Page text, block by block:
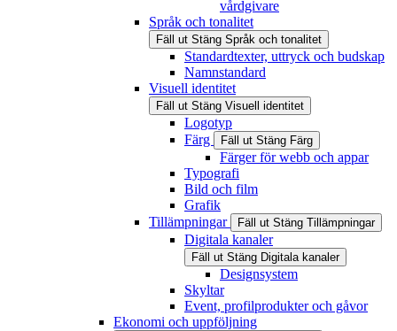
vårdgivare
Språk och tonalitet
Fäll ut Stäng Språk och tonalitet
Standardtexter, uttryck och budskap
Namnstandard
Visuell identitet
Fäll ut Stäng Visuell identitet
Logotyp
Färg
Fäll ut Stäng Färg
Färger för webb och appar
Typografi
Bild och film
Grafik
Tillämpningar
Fäll ut Stäng Tillämpningar
Digitala kanaler
Fäll ut Stäng Digitala kanaler
Designsystem
Skyltar
Event, profilprodukter och gåvor
Ekonomi och uppföljning